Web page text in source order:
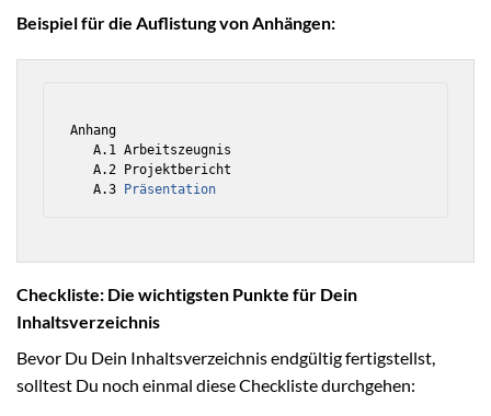
Beispiel für die Auflistung von Anhängen:
Anhang
   A.1 Arbeitszeugnis
   A.2 Projektbericht
   A.3
Präsentation
Checkliste: Die wichtigsten Punkte für Dein
Inhaltsverzeichnis
Bevor Du Dein Inhaltsverzeichnis endgültig fertigstellst,
solltest Du noch einmal diese Checkliste durchgehen: